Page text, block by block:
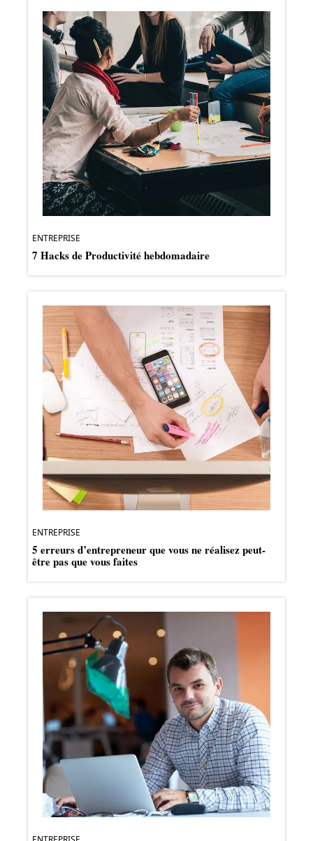
ENTREPRISE
7 Hacks de Productivité hebdomadaire
ENTREPRISE
5 erreurs d’entrepreneur que vous ne réalisez peut-
être pas que vous faites